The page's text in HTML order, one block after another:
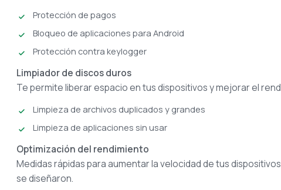
Protección de pagos
Bloqueo de aplicaciones para Android
Protección contra keylogger
Limpiador de discos duros
Te permite liberar espacio en tus dispositivos y mejorar el
Limpieza de archivos duplicados y grandes
Limpieza de aplicaciones sin usar
Optimización del rendimiento
Medidas rápidas para aumentar la velocidad de tus
se diseñaron.